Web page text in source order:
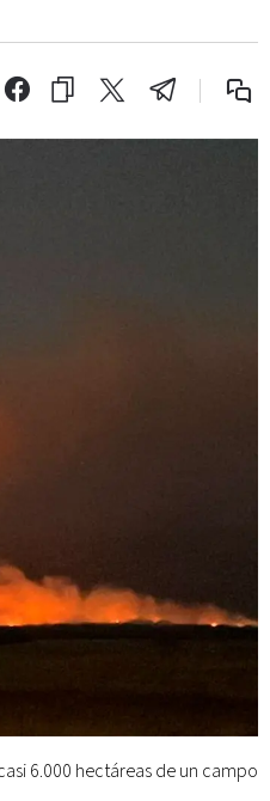
6.000 hectáreas de un campo